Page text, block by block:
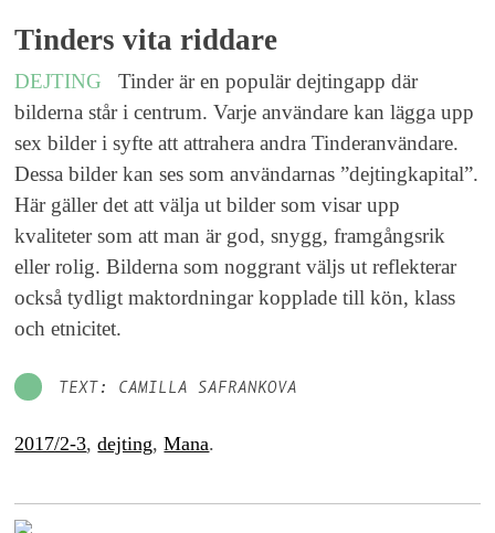
Tinders vita riddare
DEJTING
Tinder är en populär dejtingapp där
bilderna står i centrum. Varje användare kan lägga upp
sex bilder i syfte att attrahera andra Tinderanvändare.
Dessa bilder kan ses som användarnas ”dejtingkapital”.
Här gäller det att välja ut bilder som visar upp
kvaliteter som att man är god, snygg, framgångsrik
eller rolig. Bilderna som noggrant väljs ut reflekterar
också tydligt maktordningar kopplade till kön, klass
och etnicitet.
TEXT: CAMILLA SAFRANKOVA
2017/2-3,dejting,Mana.